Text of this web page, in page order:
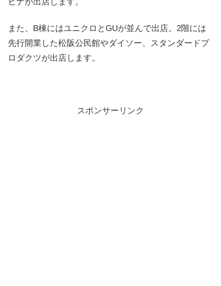
また、B棟にはユニクロとGUが並んで出店。2階には
先行開業した松阪公民館やダイソー、スタンダードプ
ロダクツが出店します。
スポンサーリンク